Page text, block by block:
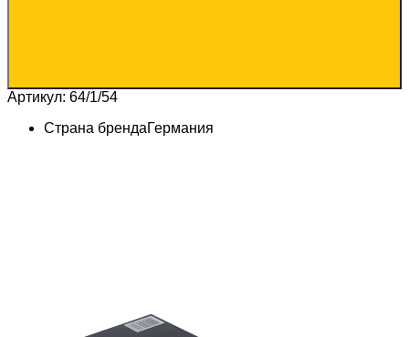
Артикул: 64/1/54
Страна брендаГермания